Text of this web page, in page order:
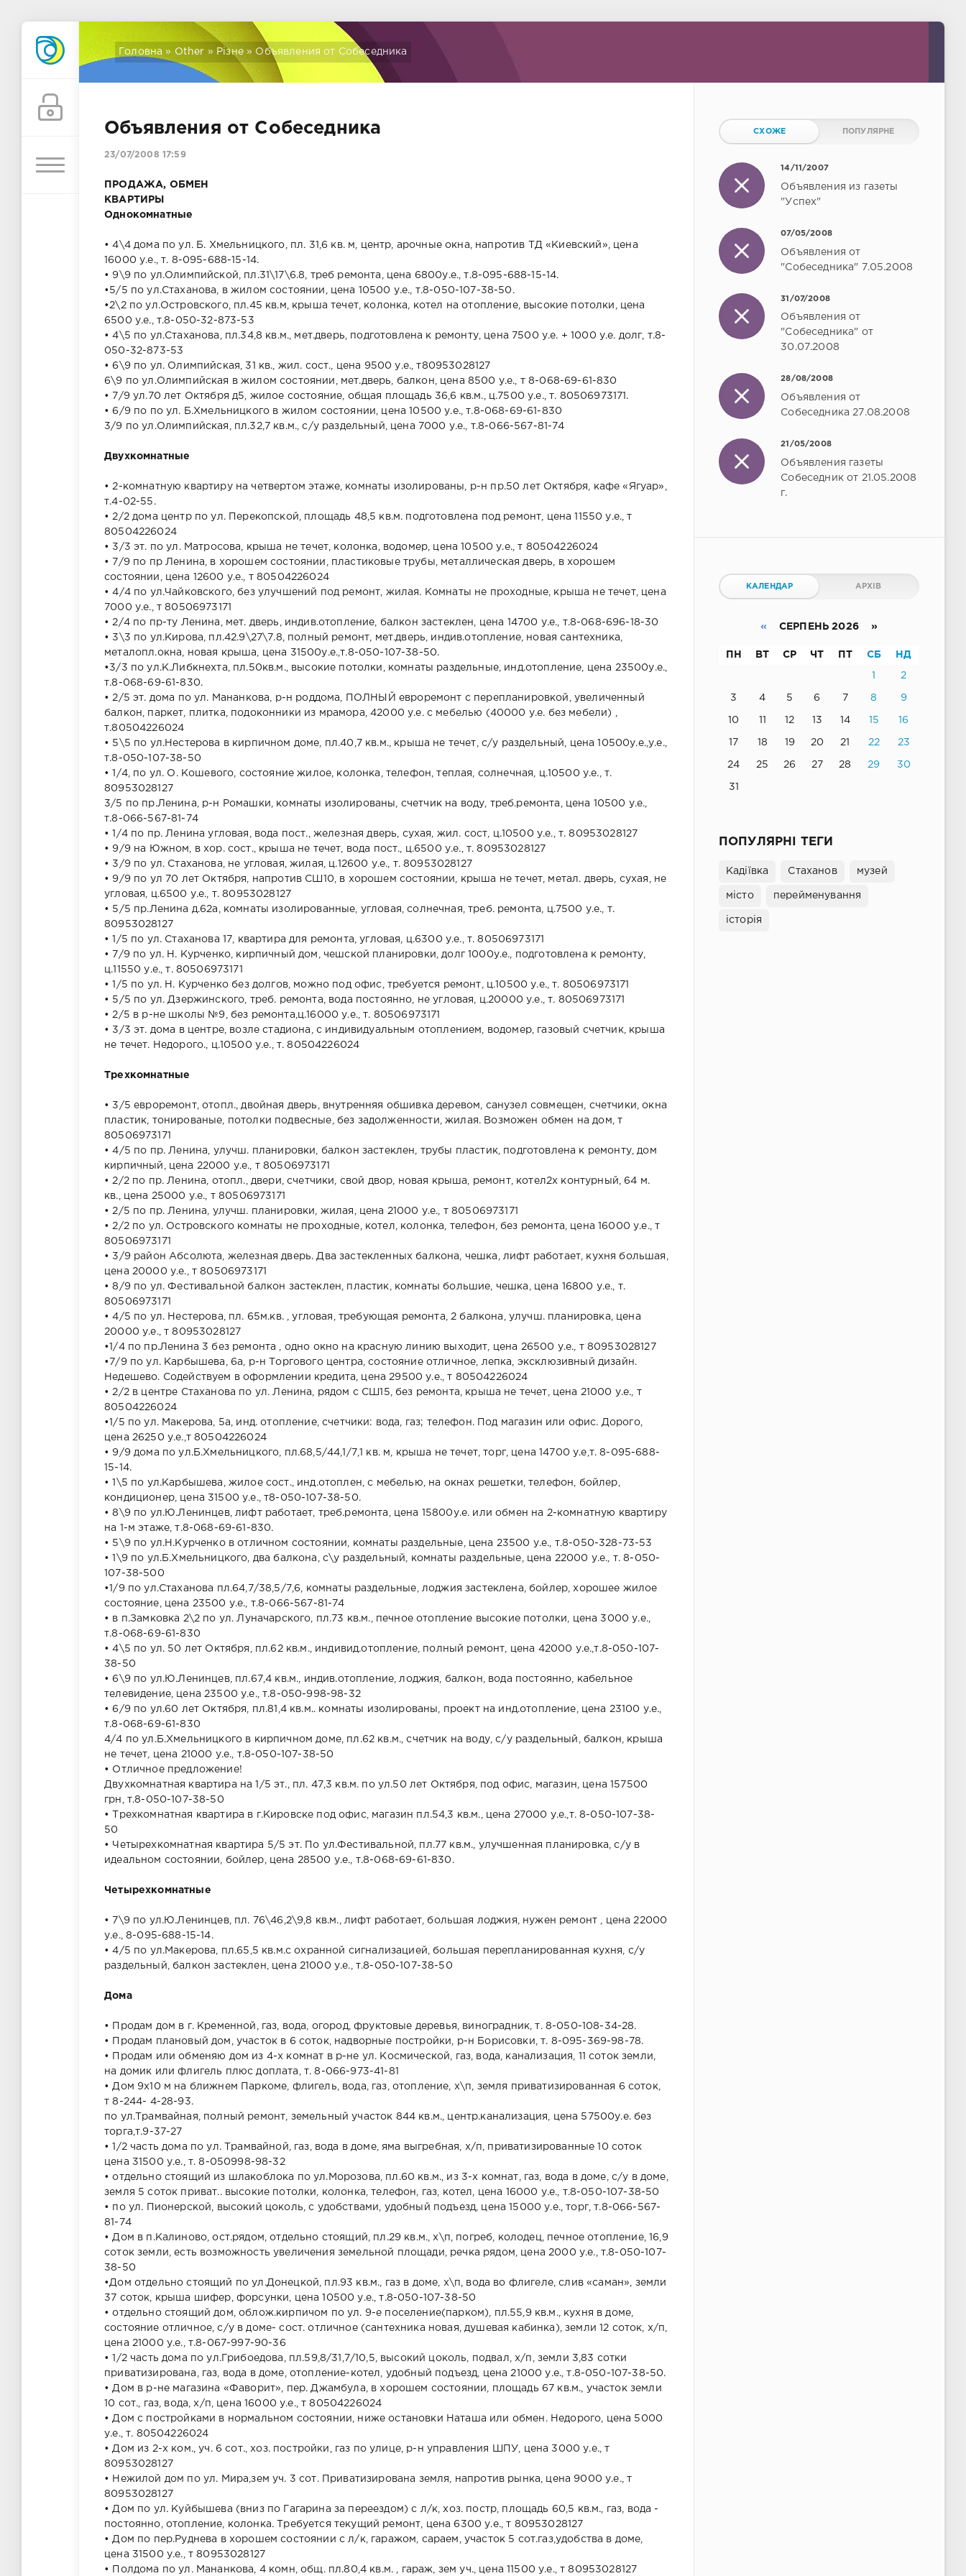
Головна » Other » Різне» Объявления от Собеседника
Объявления от Собеседника
23/07/2008 17:59
ПРОДАЖА, ОБМЕН
КВАРТИРЫ
Однокомнатные
• 4\4 дома по ул. Б. Хмельницкого, пл. 31,6 кв. м, центр, арочные окна, напротив ТД «Киевский», цена
16000 у.е., т. 8-095-688-15-14.
• 9\9 по ул.Олимпийской, пл.31\17\6.8, треб ремонта, цена 6800у.е., т.8-095-688-15-14.
•5/5 по ул.Стаханова, в жилом состоянии, цена 10500 у.е., т.8-050-107-38-50.
•2\2 по ул.Островского, пл.45 кв.м, крыша течет, колонка, котел на отопление, высокие потолки, цена
6500 у.е., т.8-050-32-873-53
• 4\5 по ул.Стаханова, пл.34,8 кв.м., мет.дверь, подготовлена к ремонту, цена 7500 у.е. + 1000 у.е. долг, т.8-
050-32-873-53
• 6\9 по ул. Олимпийская, 31 кв., жил. сост., цена 9500 у.е., т80953028127
6\9 по ул.Олимпийская в жилом состоянии, мет.дверь, балкон, цена 8500 у.е., т 8-068-69-61-830
• 7/9 ул.70 лет Октября д5, жилое состояние, общая площадь 36,6 кв.м., ц.7500 у.е., т. 80506973171.
• 6/9 по по ул. Б.Хмельницкого в жилом состоянии, цена 10500 у.е., т.8-068-69-61-830
3/9 по ул.Олимпийская, пл.32,7 кв.м., с/у раздельный, цена 7000 у.е., т.8-066-567-81-74
Двухкомнатные
• 2-комнатную квартиру на четвертом этаже, комнаты изолированы, р-н пр.50 лет Октября, кафе «Ягуар»,
т.4-02-55.
• 2/2 дома центр по ул. Перекопской, площадь 48,5 кв.м. подготовлена под ремонт, цена 11550 у.е., т
80504226024
• 3/3 эт. по ул. Матросова, крыша не течет, колонка, водомер, цена 10500 у.е., т 80504226024
• 7/9 по пр Ленина, в хорошем состоянии, пластиковые трубы, металлическая дверь, в хорошем
состоянии, цена 12600 у.е., т 80504226024
• 4/4 по ул.Чайковского, без улучшений под ремонт, жилая. Комнаты не проходные, крыша не течет, цена
7000 у.е., т 80506973171
• 2/4 по пр-ту Ленина, мет. дверь, индив.отопление, балкон застеклен, цена 14700 у.е., т.8-068-696-18-30
• 3\3 по ул.Кирова, пл.42.9\27\7.8, полный ремонт, мет.дверь, индив.отопление, новая сантехника,
металопл.окна, новая крыша, цена 31500у.е.,т.8-050-107-38-50.
•3/3 по ул.К.Либкнехта, пл.50кв.м., высокие потолки, комнаты раздельные, инд.отопление, цена 23500у.е.,
т.8-068-69-61-830.
• 2/5 эт. дома по ул. Мананкова, р-н роддома, ПОЛНЫЙ евроремонт с перепланировкой, увеличенный
балкон, паркет, плитка, подоконники из мрамора, 42000 у.е. с мебелью (40000 у.е. без мебели) ,
т.80504226024
• 5\5 по ул.Нестерова в кирпичном доме, пл.40,7 кв.м., крыша не течет, с/у раздельный, цена 10500у.е.,у.е.,
т.8-050-107-38-50
• 1/4, по ул. О. Кошевого, состояние жилое, колонка, телефон, теплая, солнечная, ц.10500 у.е., т.
80953028127
3/5 по пр.Ленина, р-н Ромашки, комнаты изолированы, счетчик на воду, треб.ремонта, цена 10500 у.е.,
т.8-066-567-81-74
• 1/4 по пр. Ленина угловая, вода пост., железная дверь, сухая, жил. сост, ц.10500 у.е., т. 80953028127
• 9/9 на Южном, в хор. сост., крыша не течет, вода пост., ц.6500 у.е., т. 80953028127
• 3/9 по ул. Стаханова, не угловая, жилая, ц.12600 у.е., т. 80953028127
• 9/9 по ул 70 лет Октября, напротив СШ10, в хорошем состоянии, крыша не течет, метал. дверь, сухая, не
угловая, ц.6500 у.е., т. 80953028127
• 5/5 пр.Ленина д.62а, комнаты изолированные, угловая, солнечная, треб. ремонта, ц.7500 у.е., т.
80953028127
• 1/5 по ул. Стаханова 17, квартира для ремонта, угловая, ц.6300 у.е., т. 80506973171
• 7/9 по ул. Н. Курченко, кирпичный дом, чешской планировки, долг 1000у.е., подготовлена к ремонту,
ц.11550 у.е., т. 80506973171
• 1/5 по ул. Н. Курченко без долгов, можно под офис, требуется ремонт, ц.10500 у.е., т. 80506973171
• 5/5 по ул. Дзержинского, треб. ремонта, вода постоянно, не угловая, ц.20000 у.е., т. 80506973171
• 2/5 в р-не школы №9, без ремонта,ц.16000 у.е., т. 80506973171
• 3/3 эт. дома в центре, возле стадиона, с индивидуальным отоплением, водомер, газовый счетчик, крыша
не течет. Недорого., ц.10500 у.е., т. 80504226024
Трехкомнатные
• 3/5 евроремонт, отопл., двойная дверь, внутренняя обшивка деревом, санузел совмещен, счетчики, окна
пластик, тонированые, потолки подвесные, без задолженности, жилая. Возможен обмен на дом, т
80506973171
• 4/5 по пр. Ленина, улучш. планировки, балкон застеклен, трубы пластик, подготовлена к ремонту, дом
кирпичный, цена 22000 у.е., т 80506973171
• 2/2 по пр. Ленина, отопл., двери, счетчики, свой двор, новая крыша, ремонт, котел2х контурный, 64 м.
кв., цена 25000 у.е., т 80506973171
• 2/5 по пр. Ленина, улучш. планировки, жилая, цена 21000 у.е., т 80506973171
• 2/2 по ул. Островского комнаты не проходные, котел, колонка, телефон, без ремонта, цена 16000 у.е., т
80506973171
• 3/9 район Абсолюта, железная дверь. Два застекленных балкона, чешка, лифт работает, кухня большая,
цена 20000 у.е., т 80506973171
• 8/9 по ул. Фестивальной балкон застеклен, пластик, комнаты большие, чешка, цена 16800 у.е., т.
80506973171
• 4/5 по ул. Нестерова, пл. 65м.кв. , угловая, требующая ремонта, 2 балкона, улучш. планировка, цена
20000 у.е., т 80953028127
•1/4 по пр.Ленина 3 без ремонта , одно окно на красную линию выходит, цена 26500 у.е., т 80953028127
•7/9 по ул. Карбышева, 6а, р-н Торгового центра, состояние отличное, лепка, эксклюзивный дизайн.
Недешево. Содействуем в оформлении кредита, цена 29500 у.е., т 80504226024
• 2/2 в центре Стаханова по ул. Ленина, рядом с СШ15, без ремонта, крыша не течет, цена 21000 у.е., т
80504226024
•1/5 по ул. Макерова, 5а, инд. отопление, счетчики: вода, газ; телефон. Под магазин или офис. Дорого,
цена 26250 у.е.,т 80504226024
• 9/9 дома по ул.Б.Хмельницкого, пл.68,5/44,1/7,1 кв. м, крыша не течет, торг, цена 14700 у.е,т. 8-095-688-
15-14.
• 1\5 по ул.Карбышева, жилое сост., инд.отоплен, с мебелью, на окнах решетки, телефон, бойлер,
кондиционер, цена 31500 у.е., т8-050-107-38-50.
• 8\9 по ул.Ю.Ленинцев, лифт работает, треб.ремонта, цена 15800у.е. или обмен на 2-комнатную квартиру
на 1-м этаже, т.8-068-69-61-830.
• 5\9 по ул.Н.Курченко в отличном состоянии, комнаты раздельные, цена 23500 у.е., т.8-050-328-73-53
• 1\9 по ул.Б.Хмельницкого, два балкона, с\у раздельный, комнаты раздельные, цена 22000 у.е., т. 8-050-
107-38-500
•1/9 по ул.Стаханова пл.64,7/38,5/7,6, комнаты раздельные, лоджия застеклена, бойлер, хорошее жилое
состояние, цена 23500 у.е., т.8-066-567-81-74
• в п.Замковка 2\2 по ул. Луначарского, пл.73 кв.м., печное отопление высокие потолки, цена 3000 у.е.,
т.8-068-69-61-830
• 4\5 по ул. 50 лет Октября, пл.62 кв.м., индивид.отопление, полный ремонт, цена 42000 у.е.,т.8-050-107-
38-50
• 6\9 по ул.Ю.Ленинцев, пл.67,4 кв.м., индив.отопление, лоджия, балкон, вода постоянно, кабельное
телевидение, цена 23500 у.е., т.8-050-998-98-32
• 6/9 по ул.60 лет Октября, пл.81,4 кв.м.. комнаты изолированы, проект на инд.отопление, цена 23100 у.е.,
т.8-068-69-61-830
4/4 по ул.Б.Хмельницкого в кирпичном доме, пл.62 кв.м., счетчик на воду, с/у раздельный, балкон, крыша
не течет, цена 21000 у.е., т.8-050-107-38-50
• Отличное предложение!
Двухкомнатная квартира на 1/5 эт., пл. 47,3 кв.м. по ул.50 лет Октября, под офис, магазин, цена 157500
грн, т.8-050-107-38-50
• Трехкомнатная квартира в г.Кировске под офис, магазин пл.54,3 кв.м., цена 27000 у.е.,т. 8-050-107-38-
50
• Четырехкомнатная квартира 5/5 эт. По ул.Фестивальной, пл.77 кв.м., улучшенная планировка, с/у в
идеальном состоянии, бойлер, цена 28500 у.е., т.8-068-69-61-830.
Четырехкомнатные
• 7\9 по ул.Ю.Ленинцев, пл. 76\46,2\9,8 кв.м., лифт работает, большая лоджия, нужен ремонт , цена 22000
у.е., 8-095-688-15-14.
• 4/5 по ул.Макерова, пл.65,5 кв.м.с охранной сигнализацией, большая перепланированная кухня, с/у
раздельный, балкон застеклен, цена 21000 у.е., т.8-050-107-38-50
Дома
• Продам дом в г. Кременной, газ, вода, огород, фруктовые деревья, виноградник, т. 8-050-108-34-28.
• Продам плановый дом, участок в 6 соток, надворные постройки, р-н Борисовки, т. 8-095-369-98-78.
• Продам или обменяю дом из 4-х комнат в р-не ул. Космической, газ, вода, канализация, 11 соток земли,
на домик или флигель плюс доплата, т. 8-066-973-41-81
• Дом 9х10 м на ближнем Паркоме, флигель, вода, газ, отопление, х\п, земля приватизированная 6 соток,
т 8-244- 4-28-93.
по ул.Трамвайная, полный ремонт, земельный участок 844 кв.м., центр.канализация, цена 57500у.е. без
торга,т.9-37-27
• 1/2 часть дома по ул. Трамвайной, газ, вода в доме, яма выгребная, х/п, приватизированные 10 соток
цена 31500 у.е., т. 8-050998-98-32
• отдельно стоящий из шлакоблока по ул.Морозова, пл.60 кв.м., из 3-х комнат, газ, вода в доме, с/у в доме,
земля 5 соток приват.. высокие потолки, колонка, телефон, газ, котел, цена 16000 у.е., т.8-050-107-38-50
• по ул. Пионерской, высокий цоколь, с удобствами, удобный подъезд, цена 15000 у.е., торг, т.8-066-567-
81-74
• Дом в п.Калиново, ост.рядом, отдельно стоящий, пл.29 кв.м., х\п, погреб, колодец, печное отопление, 16,9
соток земли, есть возможность увеличения земельной площади, речка рядом, цена 2000 у.е., т.8-050-107-
38-50
•Дом отдельно стоящий по ул.Донецкой, пл.93 кв.м., газ в доме, х\п, вода во флигеле, слив «саман», земли
37 соток, крыша шифер, форсунки, цена 10500 у.е., т.8-050-107-38-50
• отдельно стоящий дом, облож.кирпичом по ул. 9-е поселение(парком), пл.55,9 кв.м., кухня в доме,
состояние отличное, с/у в доме- сост. отличное (сантехника новая, душевая кабинка), земли 12 соток, х/п,
цена 21000 у.е., т.8-067-997-90-36
• 1/2 часть дома по ул.Грибоедова, пл.59,8/31,7/10,5, высокий цоколь, подвал, х/п, земли 3,83 сотки
приватизирована, газ, вода в доме, отопление-котел, удобный подъезд, цена 21000 у.е., т.8-050-107-38-50.
• Дом в р-не магазина «Фаворит», пер. Джамбула, в хорошем состоянии, площадь 67 кв.м., участок земли
10 сот., газ, вода, х/п, цена 16000 у.е., т 80504226024
• Дом с постройками в нормальном состоянии, ниже остановки Наташа или обмен. Недорого, цена 5000
у.е., т. 80504226024
• Дом из 2-х ком., уч. 6 сот., хоз. постройки, газ по улице, р-н управления ШПУ, цена 3000 у.е., т
80953028127
• Нежилой дом по ул. Мира,зем уч. 3 сот. Приватизирована земля, напротив рынка, цена 9000 у.е., т
80953028127
• Дом по ул. Куйбышева (вниз по Гагарина за переездом) с л/к, хоз. постр, площадь 60,5 кв.м., газ, вода -
постоянно, отопление, колонка. Требуется текущий ремонт, цена 6300 у.е., т 80953028127
• Дом по пер.Руднева в хорошем состоянии с л/к, гаражом, сараем, участок 5 сот.газ,удобства в доме,
цена 31500 у.е., т 80953028127
• Полдома по ул. Мананкова, 4 комн, общ. пл.80,4 кв.м. , гараж, зем уч., цена 11500 у.е., т 80953028127
СХОЖЕ ПОПУЛЯРНЕ
14/11/2007
Объявления из газеты
"Успех"
07/05/2008
Объявления от
"Собеседника" 7.05.2008
31/07/2008
Объявления от
"Собеседника" от
30.07.2008
28/08/2008
Объявления от
Собеседника 27.08.2008
21/05/2008
Объявления газеты
Собеседник от 21.05.2008
г.
КАЛЕНДАР АРХІВ
« СЕРПЕНЬ 2026 »
ПН ВТ СР ЧТ ПТ СБ НД
1 2
3 4 5 6 7 8 9
10 11 12 13 14 15 16
17 18 19 20 21 22 23
24 25 26 27 28 29 30
31
ПОПУЛЯРНІ ТЕГИ
Кадіївка Стаханов музей
місто перейменування
історія